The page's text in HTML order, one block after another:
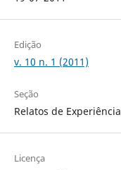
Edição
v. 10 n. 1 (2011)
Seção
Relatos de Experiência
Licença